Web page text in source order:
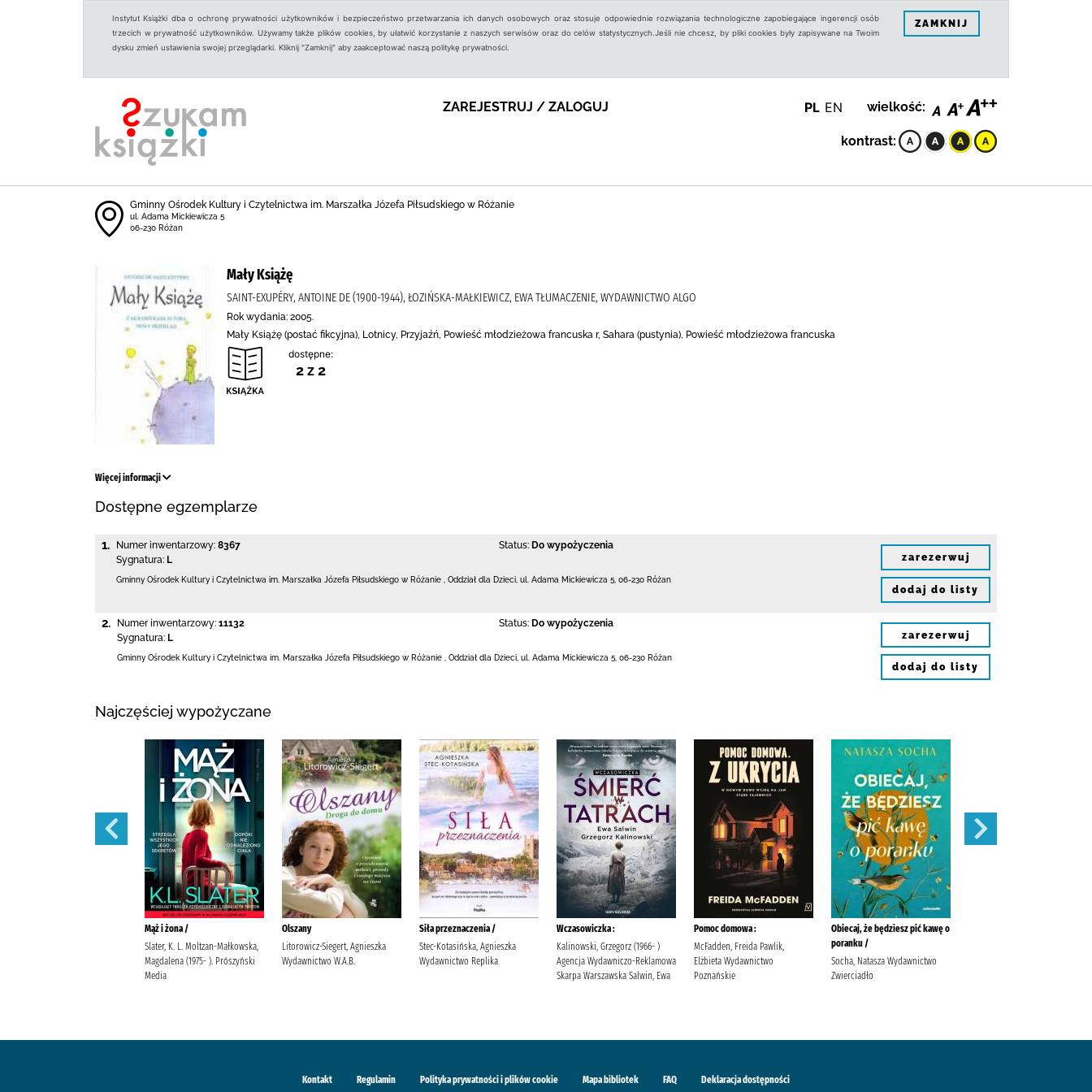
Instytut Książki dba o ochronę prywatności użytkowników i bezpieczeństwo przetwarzania ich danych osobowych oraz stosuje odpowiednie rozwiązania technologiczne zapobiegające ingerencji osób
trzecich w prywatność użytkowników. Używamy także plików cookies, by ułatwić korzystanie z naszych serwisów oraz do celów statystycznych.Jeśli nie chcesz, by pliki cookies były zapisywane na Twoim
dysku zmień ustawienia swojej przeglądarki. Kliknij "Zamknij" aby zaakceptować naszą politykę prywatności.
ZAMKNIJ
ZAREJESTRUJ / ZALOGUJ PL EN wielkość:
kontrast:
Gminny Ośrodek Kultury i Czytelnictwa im. Marszałka Józefa Piłsudskiego w Różanie
ul. Adama Mickiewicza 5
06-230 Różan
Mały Książę
SAINT-EXUPÉRY, ANTOINE DE (1900-1944), ŁOZIŃSKA-MAŁKIEWICZ, EWA TŁUMACZENIE, WYDAWNICTWO ALGO
Rok wydania: 2005.
Mały Książę (postać fikcyjna), Lotnicy, Przyjaźń, Powieść młodzieżowa francuska r, Sahara (pustynia), Powieść młodzieżowa francuska
dostępne:
2 z 2
Więcej informacji
Dostępne egzemplarze
1. Numer inwentarzowy: 8367
Sygnatura: L
Status: Do wypożyczenia
Gminny Ośrodek Kultury i Czytelnictwa im. Marszałka Józefa Piłsudskiego w Różanie Oddział dla Dzieci, ul. Adama Mickiewicza 5 06-230 Różan
zarezerwuj
dodaj do listy
2. Numer inwentarzowy: 11132
Sygnatura: L
Status: Do wypożyczenia
Gminny Ośrodek Kultury i Czytelnictwa im. Marszałka Józefa Piłsudskiego w Różanie Oddział dla Dzieci, ul. Adama Mickiewicza 5 06-230 Różan
zarezerwuj
dodaj do listy
Najczęściej wypożyczane
Mąż i żona /
Slater, K. L. Moltzan-Małkowska,
Magdalena (1975- ). Prószyński
Media
Olszany
Litorowicz-Siegert, Agnieszka
Wydawnictwo W.A.B.
Siła przeznaczenia /
Stec-Kotasińska, Agnieszka
Wydawnictwo Replika
Wczasowiczka :
Kalinowski, Grzegorz (1966- )
Agencja Wydawniczo-Reklamowa
Skarpa Warszawska Salwin, Ewa
Pomoc domowa :
McFadden, Freida Pawlik,
Elżbieta Wydawnictwo
Poznańskie
Obiecaj, że będziesz pić kawę o
poranku /
Socha, Natasza Wydawnictwo
Zwierciadło
Kontakt Regulamin Polityka prywatności i plików cookie Mapa bibliotek FAQ Deklaracja dostępności